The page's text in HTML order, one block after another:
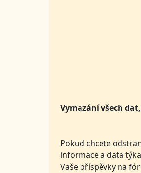
Vymazání všech
Pokud chcete
informace a data
Vaše příspěvky na